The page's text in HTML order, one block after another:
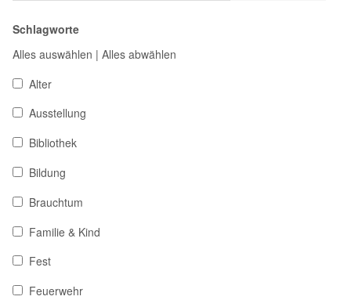
Schlagworte
Alles auswählen | Alles abwählen
Alter
Ausstellung
Bibliothek
Bildung
Brauchtum
Familie & Kind
Fest
Feuerwehr